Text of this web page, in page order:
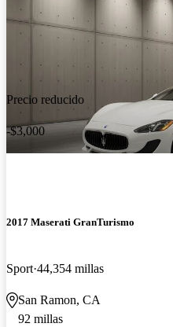
Precio reducido
-$3,000
2017 Maserati GranTurismo
Sport 44,354 millas
San Ramon, CA
92 millas